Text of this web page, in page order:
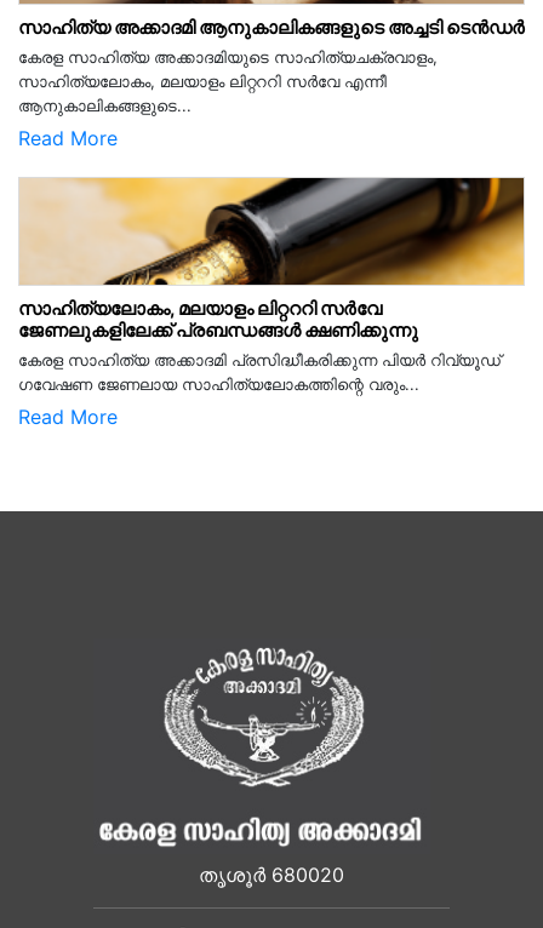
സാഹിത്യ അക്കാദമി ആനുകാലികങ്ങളുടെ അച്ചടി ടെൻഡർ
കേരള സാഹിത്യ അക്കാദമിയുടെ സാഹിത്യചക്രവാളം,
സാഹിത്യലോകം, മലയാളം ലിറ്റററി സർവേ എന്നീ
ആനുകാലികങ്ങളുടെ...
Read More
സാഹിത്യലോകം, മലയാളം ലിറ്റററി സർവേ
ജേണലുകളിലേക്ക് പ്രബന്ധങ്ങൾ ക്ഷണിക്കുന്നു
കേരള സാഹിത്യ അക്കാദമി പ്രസിദ്ധീകരിക്കുന്ന പിയര്‍ റിവ്യൂഡ്
ഗവേഷണ ജേണലായ സാഹിത്യലോകത്തിന്റെ വരും...
Read More
തൃശൂർ 680020